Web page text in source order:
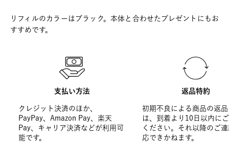
リフィルのカラーはブラック。本体と合わせたプレゼントにもお
すすめです。
支払い方法
クレジット決済のほか、
PayPay、Amazon Pay、楽天
Pay、キャリア決済などが利用可
能です。
返品特約
初期不良による商品の返
は、到着より10日以内に
ください。それ以降のご
応できかねます。